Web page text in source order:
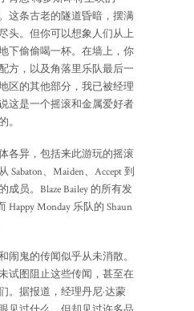
这条古老的隧道昏暗，摆满
头。但你可以想象人们从上
下偷偷喝一杯。在墙上，你
方，以及角落里乐队最后一
区的其他部分，我已被经理
这是一个摇滚和金属爱好者
。
各异，包括来此游玩的摇滚
、Maiden、Accept 到
成员。Blaze Bailey 的所有发
Monday 乐队的 Shaun
闹鬼的传闻似乎从未消散。
试图阻止这些传闻，甚至在
。据报道，经理丹尼·达蒙